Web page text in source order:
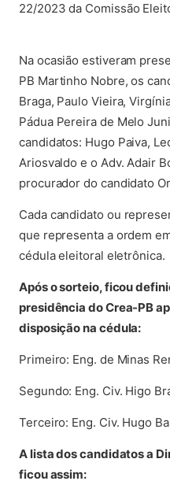
22/2023 da Comissão
Na ocasião estiveram
PB Martinho Nobre, os
Braga, Paulo Vieira,
Pádua Pereira de Melo
candidatos: Hugo Paiva,
Ariosvaldo e o Adv. Adair
procurador do candidato
Cada candidato ou
que representa a ordem
cédula eleitoral eletrônica.
Após o sorteio, ficou
presidência do Crea-PB
disposição na cédula:
Primeiro: Eng. de Minas
Segundo: Eng. Civ. Higo
Terceiro: Eng. Civ. Hugo
A lista dos candidatos a
ficou assim: